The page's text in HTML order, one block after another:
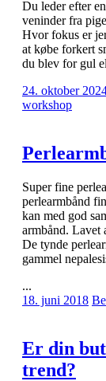
Du leder efter
veninder fra
Hvor fokus er
at købe forkert
du blev for gul
24. oktober
workshop
Super fine
perlearmbånd
kan med god
armbånd. Lavet
De tynde
gammel
...
18. juni 2018
Er din
trend?